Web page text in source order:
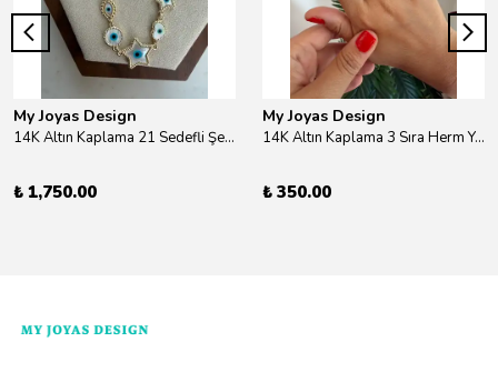
My Joyas Design
14K Altın Kaplama 21 Sedefli Şekiller Kolye 46cm
₺ 1,750.00
My Joyas Design
14K Altın Kaplama 3 Sıra Herm Yüzük Gold
₺ 350.00